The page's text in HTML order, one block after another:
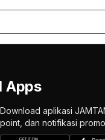
Apps
Download aplikasi
point, dan notifikasi